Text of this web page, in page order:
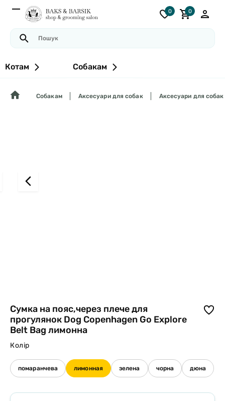
0 0
Котам Собакам
Собакам Аксесуари для собак Аксесуари для собак
Сумка на пояс,через плече для
прогулянок Dog Copenhagen Go Explore
Belt Bag лимонна
Колір
помаранчева лимонная зелена чорна дюна